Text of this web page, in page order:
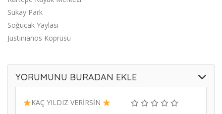
Sukay Park
Soğucak Yaylası
Justinianos Köprüsü
YORUMUNU BURADAN EKLE
KAÇ YILDIZ VERİRSİN